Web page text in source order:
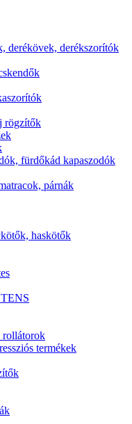
derékövek, derékszorítók
rögzítők
fürdőkád kapaszodók
párnák
haskötők
rollátorok
termékek